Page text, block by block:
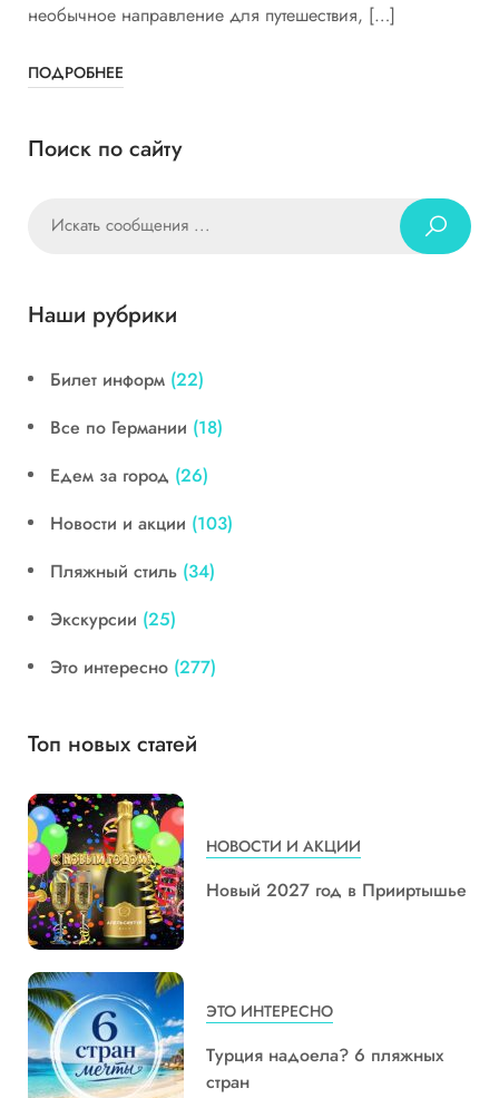
необычное направление для путешествия, […]
ПОДРОБНЕЕ
Поиск по сайту
Наши рубрики
Билет информ (22)
Все по Германии (18)
Едем за город (26)
Новости и акции (103)
Пляжный стиль (34)
Экскурсии (25)
Это интересно (277)
Топ новых статей
НОВОСТИ И АКЦИИ
Новый 2027 год в Прииртышье
ЭТО ИНТЕРЕСНО
Турция надоела? 6 пляжных
стран